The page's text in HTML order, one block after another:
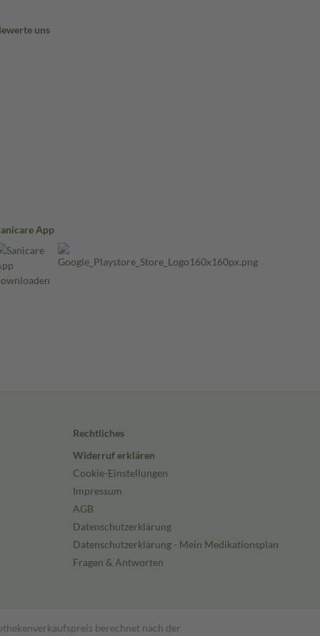
uns
App
Rechtliches
Widerruf erklären
Cookie-Einstellungen
Impressum
AGB
Datenschutzerklärung
Datenschutzerklärung - Mein Medikationsplan
Fragen & Antworten
berechnet nach der